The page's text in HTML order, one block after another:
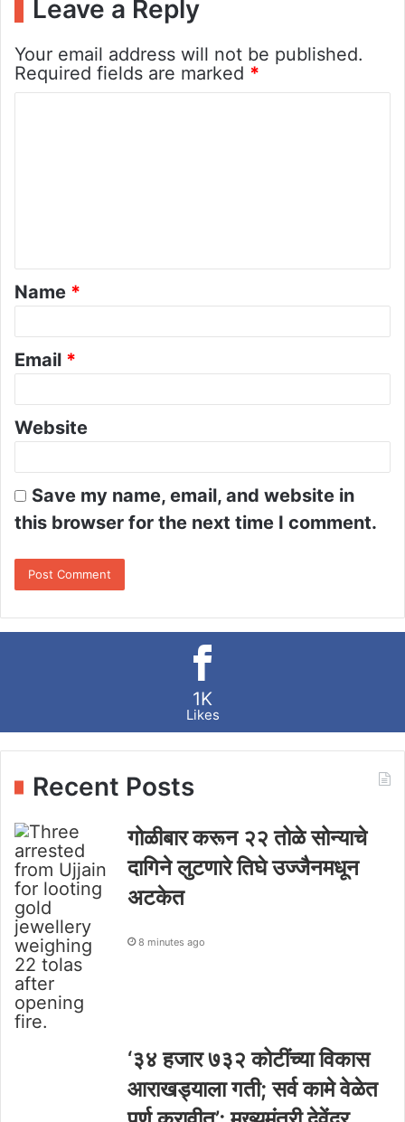
Leave a Reply
Your email address will not be published.
Required fields are marked *
t
*
Name *
Email *
Website
Save my name, email, and website in
this browser for the next time I comment.
1K
Likes
Recent Posts
गोळीबार करून २२ तोळे सोन्याचे
दागिने लुटणारे तिघे उज्जैनमधून
अटकेत
8 minutes ago
‘३४ हजार ७३२ कोटींच्या विकास
आराखड्याला गती; सर्व कामे वेळेत